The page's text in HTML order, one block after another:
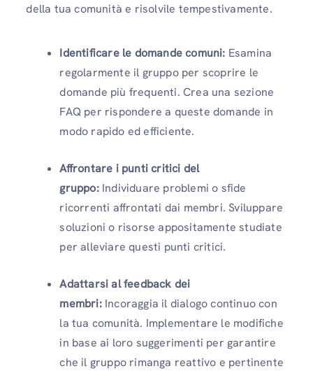
della tua comunità e risolvile tempestivamente.
Identificare le domande comuni: Esamina
regolarmente il gruppo per scoprire le
domande più frequenti. Crea una sezione
FAQ per rispondere a queste domande in
modo rapido ed efficiente.
Affrontare i punti critici del
gruppo:Individuare problemi o sfide
ricorrenti affrontati dai membri. Sviluppare
soluzioni o risorse appositamente studiate
per alleviare questi punti critici.
Adattarsi al feedback dei
membri:Incoraggia il dialogo continuo con
la tua comunità. Implementare le modifiche
in base ai loro suggerimenti per garantire
che il gruppo rimanga reattivo e pertinente